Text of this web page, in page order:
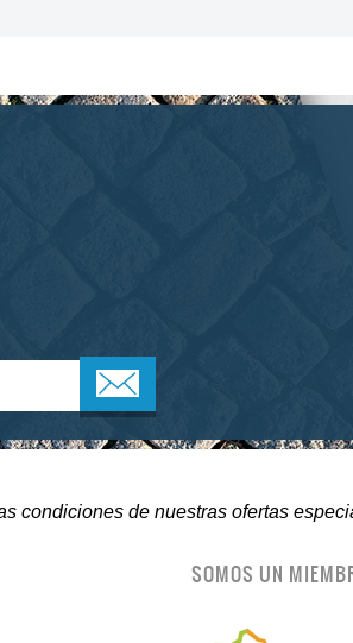
condiciones de nuestras ofertas
SOMOS UN